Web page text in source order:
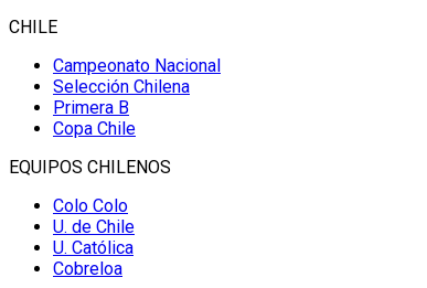
CHILE
Campeonato Nacional
Selección Chilena
Primera B
Copa Chile
EQUIPOS CHILENOS
Colo Colo
U. de Chile
U. Católica
Cobreloa